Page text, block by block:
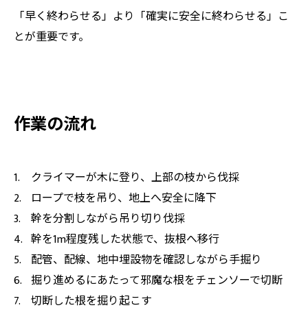
「早く終わらせる」より「確実に安全に終わらせる」こ
とが重要です。
作業の流れ
クライマーが木に登り、上部の枝から伐採
ロープで枝を吊り、地上へ安全に降下
幹を分割しながら吊り切り伐採
幹を1m程度残した状態で、抜根へ移行
配管、配線、地中埋設物を確認しながら手掘り
掘り進めるにあたって邪魔な根をチェンソーで切断
切断した根を掘り起こす